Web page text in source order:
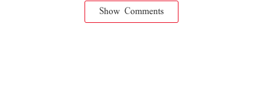
Show Comments